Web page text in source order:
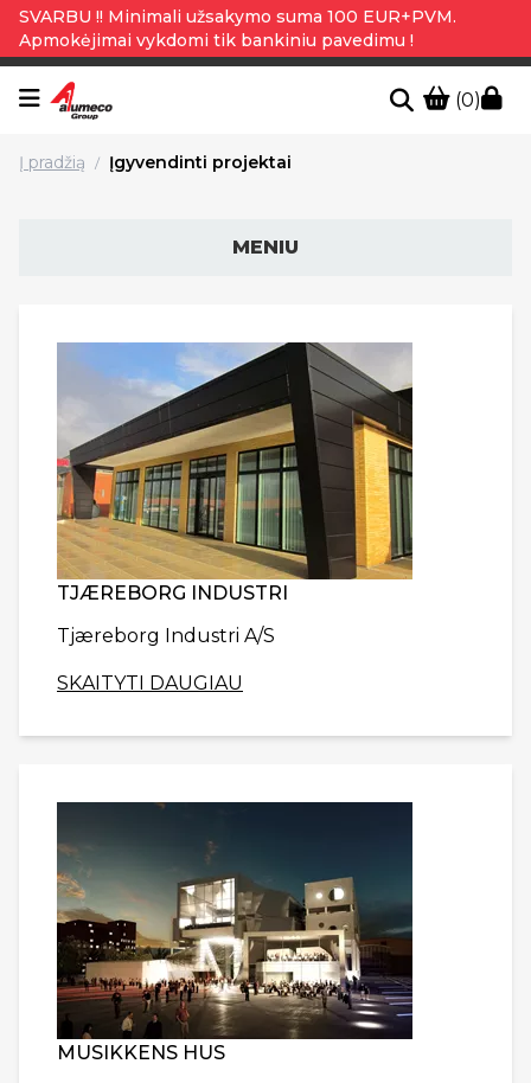
SVARBU !! Minimali užsakymo suma 100 EUR+PVM.
Apmokėjimai vykdomi tik bankiniu pavedimu !
(0)
Į pradžią / Įgyvendinti projektai
MENIU
TJÆREBORG INDUSTRI
Tjæreborg Industri A/S
SKAITYTI DAUGIAU
MUSIKKENS HUS